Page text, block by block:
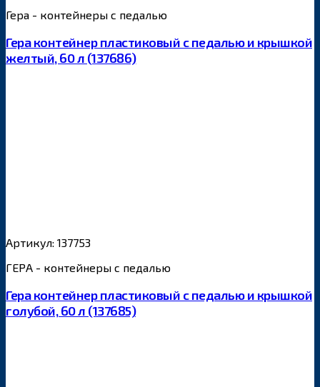
Гера - контейнеры с педалью
Гера контейнер пластиковый с педалью и крышкой
желтый, 60 л (137686)
Артикул: 137753
ГЕРА - контейнеры с педалью
Гера контейнер пластиковый с педалью и крышкой
голубой, 60 л (137685)